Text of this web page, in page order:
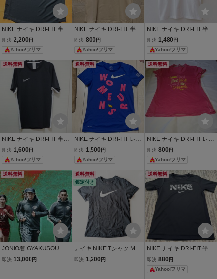
NIKE ナイキ DRI-FIT 半袖
Tシャツ ブラック スポー
ツウェア
即決 2,200 円
Yahoo!フリマ
NIKE ナイキ DRI-FIT 半袖
Tシャツ ホワイト グラフ
ィックプリント
即決 800 円
Yahoo!フリマ
NIKE ナイキ DRI-FIT 半袖
Tシャツ S 白 ロゴ ランニ
ング 速乾 登山 山登り
即決 1,480 円
Yahoo!フリマ
送料無料
NIKE ナイキ DRI-FIT 半袖
Tシャツ ブラック×ホワイ
ト トレーニングウェア
即決 1,600 円
Yahoo!フリマ
送料無料
NIKE ナイキ DRI-FIT レデ
ィース 半袖Tシャツ ブル
ー WOMEN'S RUN
即決 1,500 円
Yahoo!フリマ
送料無料
NIKE ナイキ DRI-FIT レデ
ィース 半袖Tシャツ ピン
ク
即決 800 円
Yahoo!フリマ
送料無料
JONIO着 GYAKUSOU ギ
ャクソウ NIKE UNDERC
即決 13,000 円
送料無料
鑑定付き
ナイキ NIKE Tシャツ M D
RI-FIT 半袖 チャコールグ
即決 1,200 円
送料無料
NIKE ナイキ DRI-FIT 半袖
Tシャツ ブラック ロゴプ
リント
即決 880 円
Yahoo!フリマ